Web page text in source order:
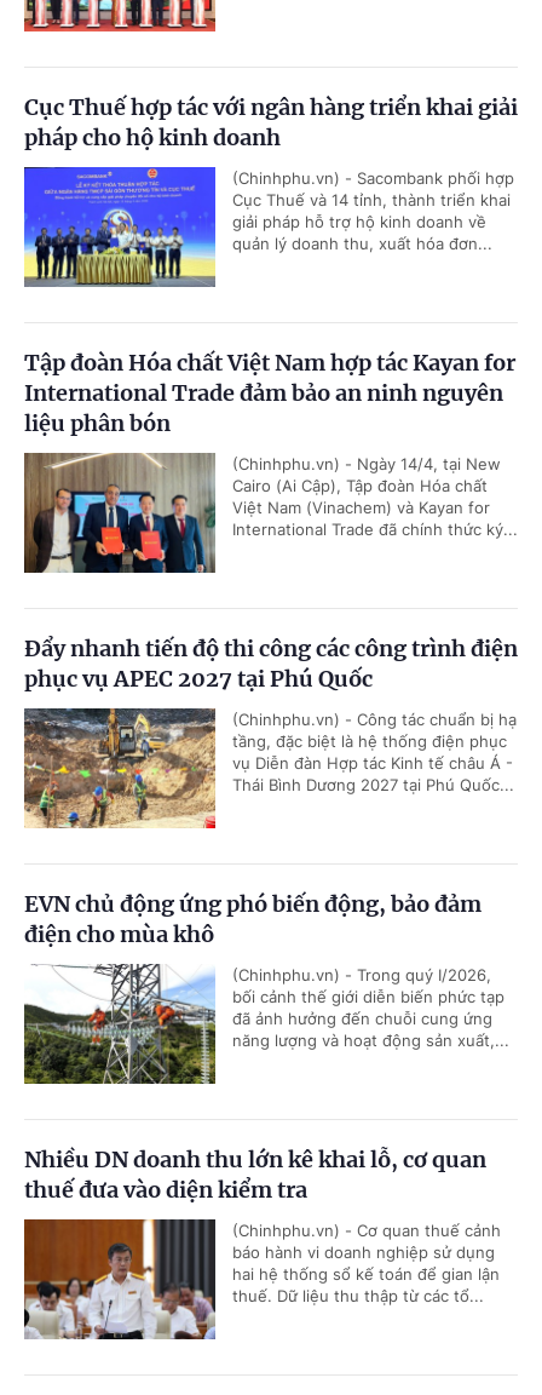
Cục Thuế hợp tác với ngân hàng triển khai giải
pháp cho hộ kinh doanh
(Chinhphu.vn) - Sacombank phối hợp
Cục Thuế và 14 tỉnh, thành triển khai
giải pháp hỗ trợ hộ kinh doanh về
quản lý doanh thu, xuất hóa đơn...
Tập đoàn Hóa chất Việt Nam hợp tác Kayan for
International Trade đảm bảo an ninh nguyên
liệu phân bón
(Chinhphu.vn) - Ngày 14/4, tại New
Cairo (Ai Cập), Tập đoàn Hóa chất
Việt Nam (Vinachem) và Kayan for
International Trade đã chính thức ký...
Đẩy nhanh tiến độ thi công các công trình điện
phục vụ APEC 2027 tại Phú Quốc
(Chinhphu.vn) - Công tác chuẩn bị hạ
tầng, đặc biệt là hệ thống điện phục
vụ Diễn đàn Hợp tác Kinh tế châu Á -
Thái Bình Dương 2027 tại Phú Quốc...
EVN chủ động ứng phó biến động, bảo đảm
điện cho mùa khô
(Chinhphu.vn) - Trong quý I/2026,
bối cảnh thế giới diễn biến phức tạp
đã ảnh hưởng đến chuỗi cung ứng
năng lượng và hoạt động sản xuất,...
Nhiều DN doanh thu lớn kê khai lỗ, cơ quan
thuế đưa vào diện kiểm tra
(Chinhphu.vn) - Cơ quan thuế cảnh
báo hành vi doanh nghiệp sử dụng
hai hệ thống sổ kế toán để gian lận
thuế. Dữ liệu thu thập từ các tổ...